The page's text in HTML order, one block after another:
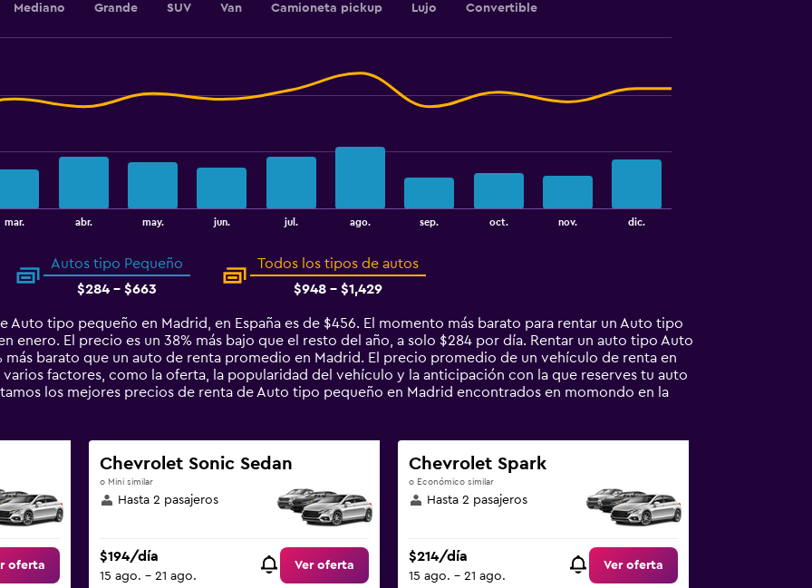
Mediano Grande SUV Van Camioneta pickup Lujo Convertible
mar. abr. may. jun. jul. ago. sep. oct. nov. dic.
Autos tipo Pequeño
$284 - $663
Todos los tipos de autos
$948 - $1,429
Auto tipo pequeño en Madrid, en España es de $456. El momento más barato para rentar un Auto tipo
enero. El precio es un 38% más bajo que el resto del año, a solo $284 por día. Rentar un auto tipo Auto
más barato que un auto de renta promedio en Madrid. El precio promedio de un vehículo de renta en
factores, como la oferta, la popularidad del vehículo y la anticipación con la que reserves tu auto
los mejores precios de renta de Auto tipo pequeño en Madrid encontrados en momondo en la
oferta
Chevrolet Sonic Sedan
o Mini similar
Hasta 2 pasajeros
$194/día
15 ago. - 21 ago.
Ver oferta
Chevrolet Spark
o Económico similar
Hasta 2 pasajeros
$214/día
15 ago. - 21 ago.
Ver oferta